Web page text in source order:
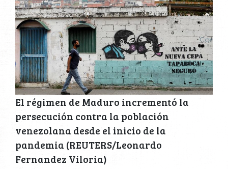
El régimen de Maduro incrementó la
persecución contra la población
venezolana desde el inicio de la
pandemia (REUTERS/Leonardo
Fernandez Viloria)